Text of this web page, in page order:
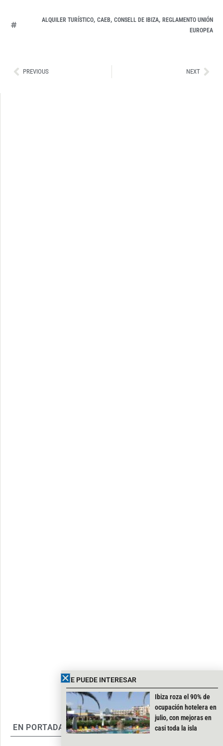
ALQUILER TURÍSTICO, CAEB, CONSELL DE IBIZA, REGLAMENTO UNIÓN
EUROPEA
AntPREVIOUS NEXT
EN PORTADA
TE PUEDE INTERESAR
Ibiza roza el 90% de
ocupación hotelera en
julio, con mejoras en
casi toda la isla